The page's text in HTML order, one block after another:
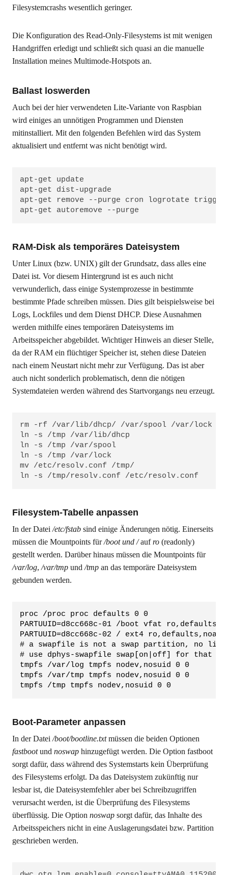
Filesystemcrashs wesentlich geringer.
Die Konfiguration des Read-Only-Filesystems ist mit wenigen
Handgriffen erledigt und schließt sich quasi an die manuelle
Installation meines Multimode-Hotspots an.
Ballast loswerden
Auch bei der hier verwendeten Lite-Variante von Raspbian
wird einiges an unnötigen Programmen und Diensten
mitinstalliert. Mit den folgenden Befehlen wird das System
aktualisiert und entfernt was nicht benötigt wird.
apt-get update
apt-get dist-upgrade
apt-get remove --purge cron logrotate
apt-get autoremove --purge
RAM-Disk als temporäres Dateisystem
Unter Linux (bzw. UNIX) gilt der Grundsatz, dass alles eine
Datei ist. Vor diesem Hintergrund ist es auch nicht
verwunderlich, dass einige Systemprozesse in bestimmte
bestimmte Pfade schreiben müssen. Dies gilt beispielsweise bei
Logs, Lockfiles und dem Dienst DHCP. Diese Ausnahmen
werden mithilfe eines temporären Dateisystems im
Arbeitsspeicher abgebildet. Wichtiger Hinweis an dieser Stelle,
da der RAM ein flüchtiger Speicher ist, stehen diese Dateien
nach einem Neustart nicht mehr zur Verfügung. Das ist aber
auch nicht sonderlich problematisch, denn die nötigen
Systemdateien werden während des Startvorgangs neu erzeugt.
rm -rf /var/lib/dhcp/ /var/spool /var/lock
ln -s /tmp /var/lib/dhcp
ln -s /tmp /var/spool
ln -s /tmp /var/lock
mv /etc/resolv.conf /tmp/
ln -s /tmp/resolv.conf /etc/resolv.conf
Filesystem-Tabelle anpassen
In der Datei /etc/fstabsind einige Änderungen nötig. Einerseits
müssen die Mountpoints für/boot und /aufro(readonly)
gestellt werden. Darüber hinaus müssen die Mountpoints für
/var/log, /var/tmpund /tmpan das temporäre Dateisystem
gebunden werden.
proc /proc proc defaults 0 0
PARTUUID=d8cc668c-01 /boot vfat ro,defaults
PARTUUID=d8cc668c-02 / ext4
# a swapfile is not a swap partition, no line
# use dphys-swapfile swap[on|off] for that
tmpfs /var/log tmpfs nodev,nosuid 0 0
tmpfs /var/tmp tmpfs nodev,nosuid 0 0
tmpfs /tmp tmpfs nodev,nosuid 0 0
Boot-Parameter anpassen
In der Datei /boot/bootline.txtmüssen die beiden Optionen
fastbootund noswaphinzugefügt werden. Die Option fastboot
sorgt dafür, dass während des Systemstarts kein Überprüfung
des Filesystems erfolgt. Da das Dateisystem zukünftig nur
lesbar ist, die Dateisystemfehler aber bei Schreibzugriffen
verursacht werden, ist die Überprüfung des Filesystems
überflüssig. Die Option noswapsorgt dafür, das Inhalte des
Arbeitsspeichers nicht in eine Auslagerungsdatei bzw. Partition
geschrieben werden.